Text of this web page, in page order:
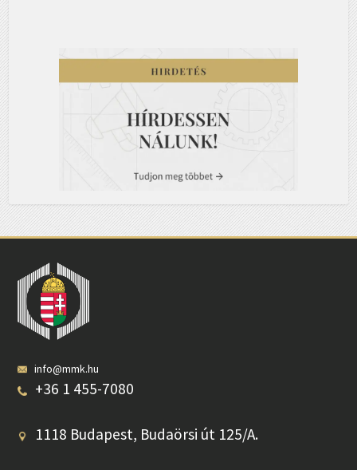
info@mmk.hu
+36 1 455-7080
1118 Budapest, Budaörsi út 125/A.